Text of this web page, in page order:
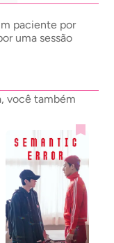
paciente por
uma sessão
você também